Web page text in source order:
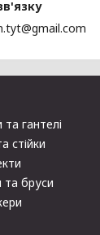
гантелі
стійки
та бруси